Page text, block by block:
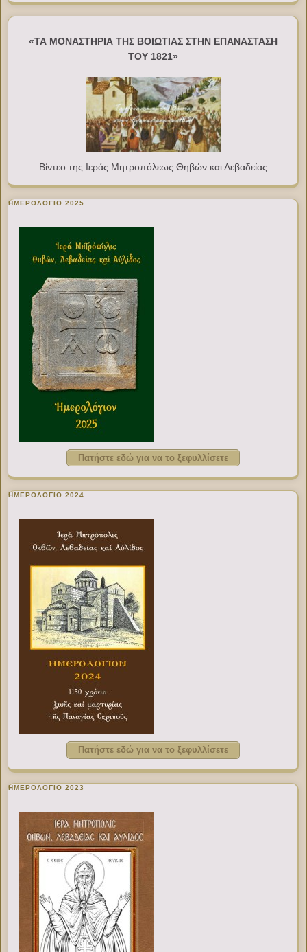
«ΤΑ ΜΟΝΑΣΤΗΡΙΑ ΤΗΣ ΒΟΙΩΤΙΑΣ ΣΤΗΝ ΕΠΑΝΑΣΤΑΣΗ
ΤΟΥ 1821»
Βίντεο της Ιεράς Μητροπόλεως Θηβών και Λεβαδείας
ΗΜΕΡΟΛΟΓΙΟ 2025
Πατήστε εδώ για να το ξεφυλλίσετε
ΗΜΕΡΟΛΟΓΙΟ 2024
Πατήστε εδώ για να το ξεφυλλίσετε
ΗΜΕΡΟΛΟΓΙΟ 2023